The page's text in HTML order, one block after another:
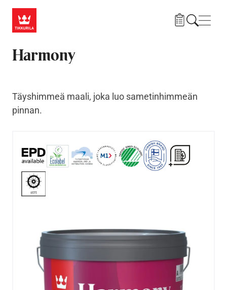
Harmony
Täyshimmeä maali, joka luo sametinhimmeän
pinnan.